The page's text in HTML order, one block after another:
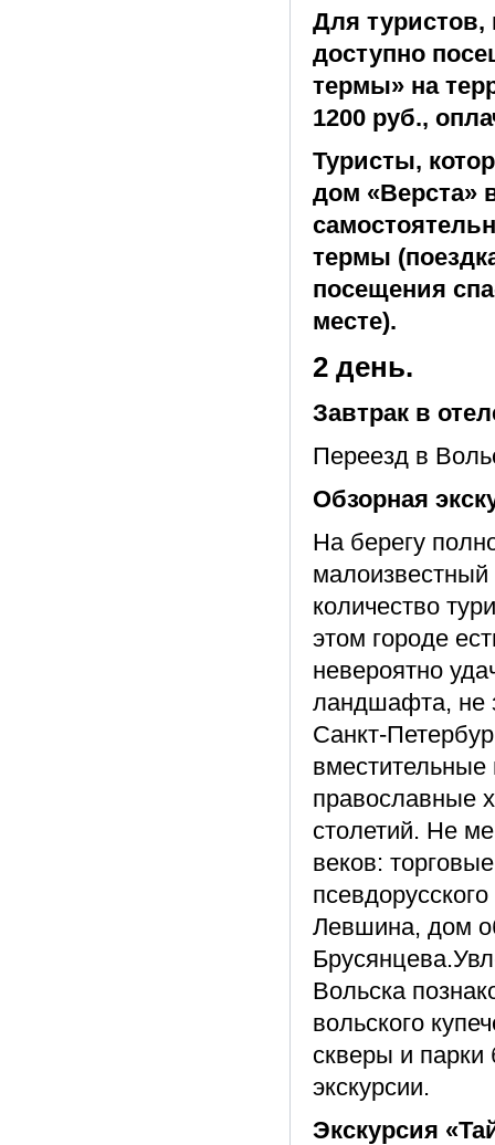
Для
доступно
термы» на
1200 руб.,
Туристы,
дом «Верста»
термы
посещения
месте).
2 день.
Завтрак в
Переезд в
Обзорная
На берегу
количество
этом городе
невероятно
ландшафта, не
Санкт-
православные
столетий. Не
веков:
Левшина, дом
Вольска
вольского
скверы и парки
экскурсии.
Экскурсия